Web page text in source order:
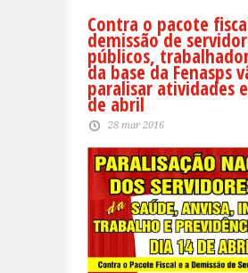
Contra o pacote
demissão de
públicos,
da base da Fenasps
paralisar atividades
de abril
28 mar 2016